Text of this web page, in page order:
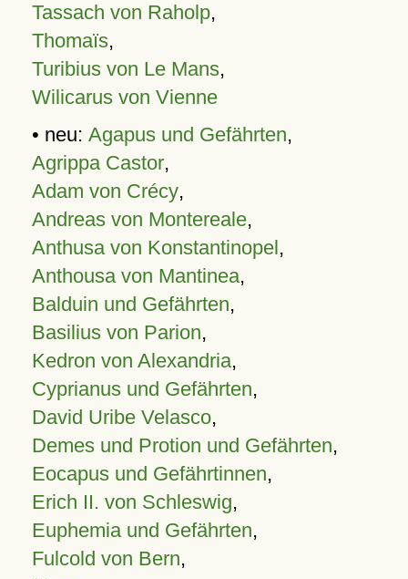
Tassach von Raholp,
Thomaïs,
Turibius von Le Mans,
Wilicarus von Vienne
• neu: Agapus und Gefährten,
Agrippa Castor,
Adam von Crécy,
Andreas von Montereale,
Anthusa von Konstantinopel,
Anthousa von Mantinea,
Balduin und Gefährten,
Basilius von Parion,
Kedron von Alexandria,
Cyprianus und Gefährten,
David Uribe Velasco,
Demes und Protion und Gefährten,
Eocapus und Gefährtinnen,
Erich II. von Schleswig,
Euphemia und Gefährten,
Fulcold von Bern,